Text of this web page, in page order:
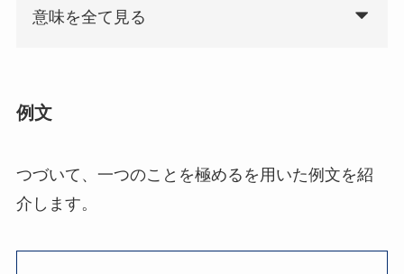
意味を全て見る
例文
つづいて、一つのことを極めるを用いた例文を紹
介します。